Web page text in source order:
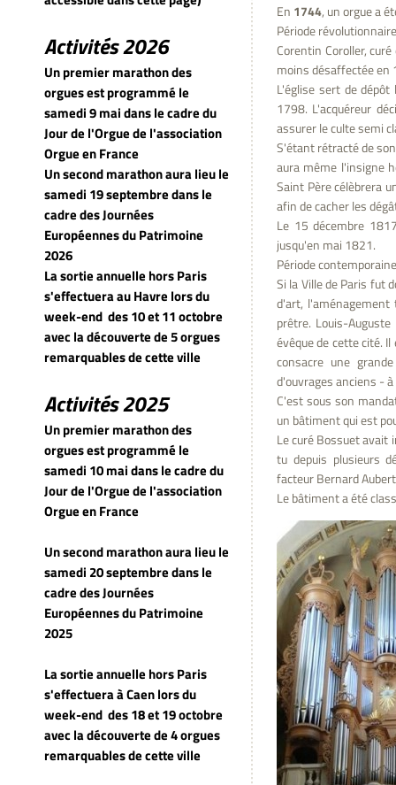
Activités 2026
Un premier marathon des
orgues est programmé le
samedi 9 mai dans le cadre du
Jour de l'Orgue de l'association
Orgue en France
Un second marathon aura lieu le
samedi 19 septembre dans le
cadre des Journées
Européennes du Patrimoine
2026
La sortie annuelle hors Paris
s'effectuera au Havre lors du
week-end des 10 et 11 octobre
avec la découverte de 5 orgues
remarquables de cette ville
Activités 2025
Un premier marathon des
orgues est programmé le
samedi 10 mai dans le cadre du
Jour de l'Orgue de l'association
Orgue en France
Un second marathon aura lieu le
samedi 20 septembre dans le
cadre des Journées
Européennes du Patrimoine
2025
La sortie annuelle hors Paris
s'effectuera à Caen lors du
week-end des 18 et 19 octobre
avec la découverte de 4 orgues
remarquables de cette ville
En 1744, un orgue a
Période
Corentin Coroller,
moins désaffectée en
L'église sert de
1798. L'acquéreur
assurer le culte semi
S'étant rétracté de
aura même l'insigne
Saint Père célèbrera
afin de cacher les
Le 15 décembre
jusqu'en mai 1821.
Période
Si la Ville de Paris fut
d'art,
prêtre. Louis-
évêque de cette cité.
consacre une
d'ouvrages anciens -
C'est sous son
un bâtiment qui est
Le curé Bossuet
tu depuis plusieurs
facteur Bernard
Le bâtiment a été